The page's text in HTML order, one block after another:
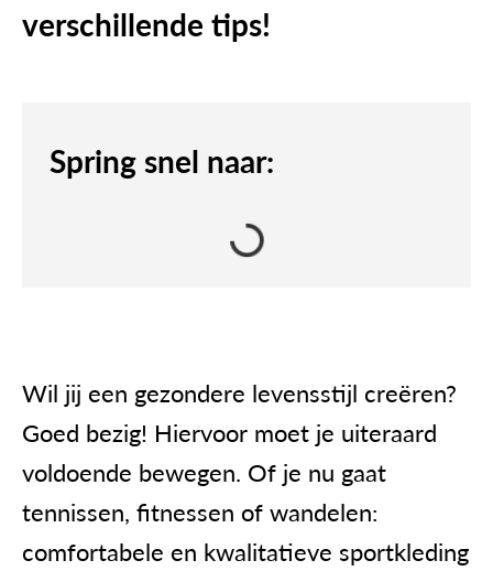
verschillende tips!
Spring snel naar:
Wil jij een gezondere levensstijl creëren?
Goed bezig! Hiervoor moet je uiteraard
voldoende bewegen. Of je nu gaat
tennissen, fitnessen of wandelen:
comfortabele en kwalitatieve sportkleding